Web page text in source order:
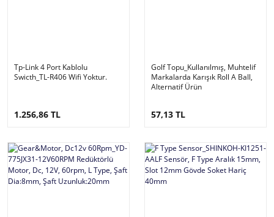
Tp-Link 4 Port Kablolu
Swicth_TL-R406 Wifi Yoktur.
1.256,86 TL
Golf Topu_Kullanılmış, Muhtelif
Markalarda Karışık Roll A Ball,
Alternatif Ürün
57,13 TL